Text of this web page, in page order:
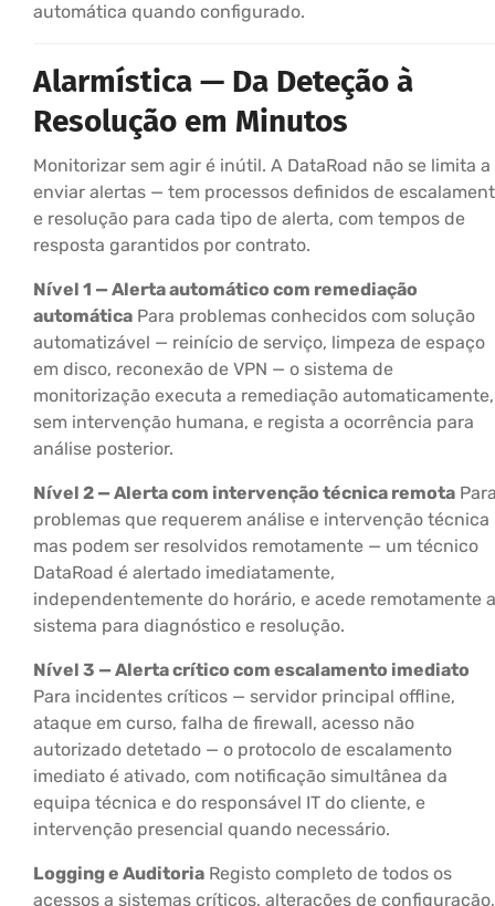
automática quando configurado.
Alarmística — Da Deteção à
Resolução em Minutos
Monitorizar sem agir é inútil. A DataRoad não se limita a
enviar alertas — tem processos definidos de
e resolução para cada tipo de alerta, com tempos de
resposta garantidos por contrato.
Nível 1 — Alerta automático com remediação
automática Para problemas conhecidos com solução
automatizável — reinício de serviço, limpeza de espaço
em disco, reconexão de VPN — o sistema de
monitorização executa a remediação automaticamente,
sem intervenção humana, e regista a ocorrência para
análise posterior.
Nível 2 — Alerta com intervenção técnica remota
problemas que requerem análise e intervenção técnica
mas podem ser resolvidos remotamente — um técnico
DataRoad é alertado imediatamente,
independentemente do horário, e acede remotamente
sistema para diagnóstico e resolução.
Nível 3 — Alerta crítico com escalamento imediato
Para incidentes críticos — servidor principal offline,
ataque em curso, falha de firewall, acesso não
autorizado detetado — o protocolo de escalamento
imediato é ativado, com notificação simultânea da
equipa técnica e do responsável IT do cliente, e
intervenção presencial quando necessário.
Logging e Auditoria Registo completo de todos os
acessos a sistemas críticos, alterações de configuração,